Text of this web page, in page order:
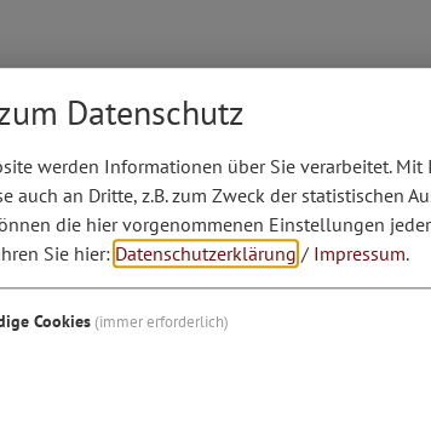
des
Datenschutz
werden Informationen über Sie verarbeitet. Mit
auch an Dritte, z.B. zum Zweck der statistischen
die hier vorgenommenen Einstellungen
Sie hier: Datenschutzerklärung / Impressum.
Cookies (immer erforderlich)